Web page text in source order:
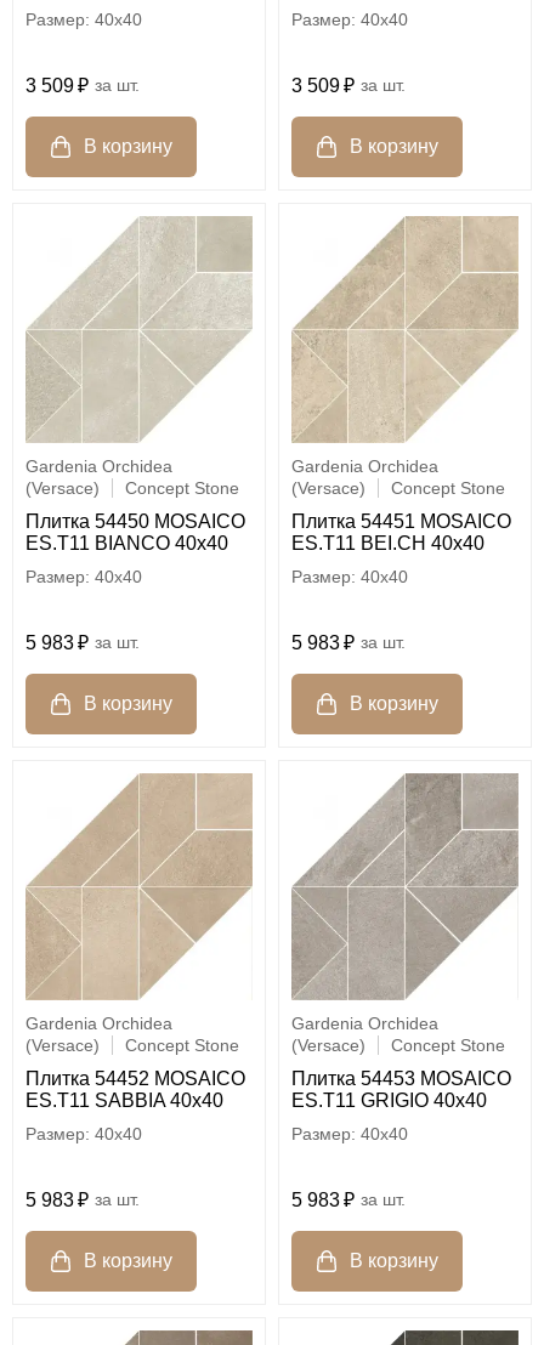
40x40
3 509 шт.
40x40
3 509 шт.
Gardenia Orchidea
(Versace)
Concept Stone
Плитка 54450 MOSAICO
ES.T11 BIANCO 40x40
40x40
5 983 шт.
Gardenia Orchidea
(Versace)
Concept Stone
Плитка 54451 MOSAICO
ES.T11 BEI.CH 40x40
40x40
5 983 шт.
Gardenia Orchidea
(Versace)
Concept Stone
Плитка 54452 MOSAICO
ES.T11 SABBIA 40x40
40x40
5 983 шт.
Gardenia Orchidea
(Versace)
Concept Stone
Плитка 54453 MOSAICO
ES.T11 GRIGIO 40x40
40x40
5 983 шт.